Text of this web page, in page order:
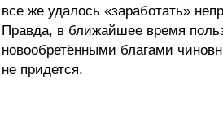
все же удалось «заработать»
Правда, в ближайшее время
новообретёнными благами
не придется.